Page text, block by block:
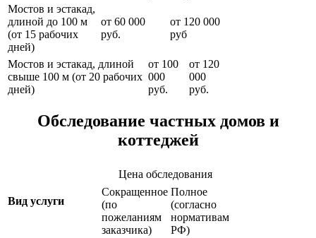
Мостов и эстакад,
длиной до 100 м
(от 15 рабочих
дней)
от 60 000
руб.
от 120 000
руб
Мостов и эстакад, длиной
свыше 100 м (от 20 рабочих
дней)
от 100
000
руб.
от 120
000
руб.
Обследование частных домов и
коттеджей
Вид услуги
Цена обследования
Сокращенное
(по
пожеланиям
заказчика)
Полное
(согласно
нормативам
РФ)